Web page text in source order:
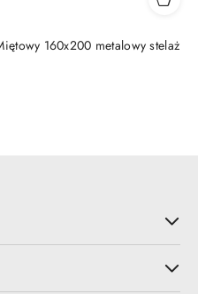
160x200 metalowy stelaż